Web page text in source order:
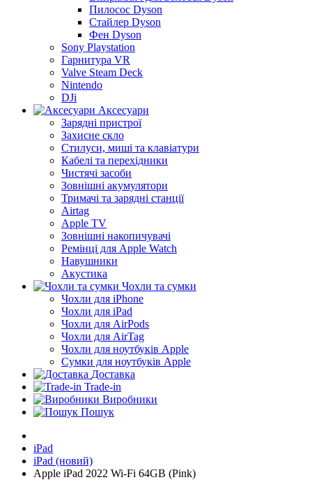
Пилосос Dyson
Стайлер Dyson
Фен Dyson
Sony Playstation
Гарнитура VR
Valve Steam Deck
Nintendo
DJi
Аксесуари
Зарядні пристрої
Захисне скло
Стилуси, миші та клавіатури
Кабелі та перехідники
Чистячі засоби
Зовнішні акумулятори
Тримачі та зарядні станції
Airtag
Apple TV
Зовнішні накопичувачі
Ремінці для Apple Watch
Навушники
Акустика
Чохли та сумки
Чохли для iPhone
Чохли для iPad
Чохли для AirPods
Чохли для AirTag
Чохли для ноутбуків Apple
Сумки для ноутбуків Apple
Доставка
Trade-in
Виробники
Пошук
iPad
iPad (новий)
Apple iPad 2022 Wi-Fi 64GB (Pink)